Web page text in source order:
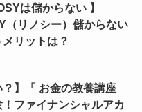
は儲からない 】
（リノシー）儲からない
リットは？
？】「 お金の教養講座
！ファイナンシャルアカ